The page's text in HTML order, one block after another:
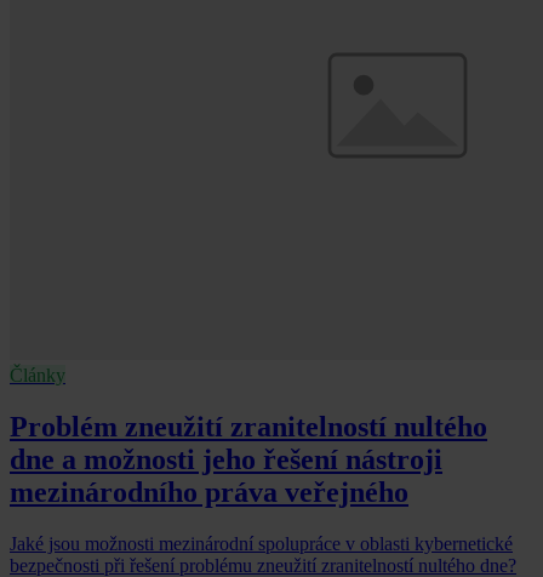
Články
Problém zneužití zranitelností nultého
dne a možnosti jeho řešení nástroji
mezinárodního práva veřejného
Jaké jsou možnosti mezinárodní spolupráce v oblasti kybernetické
bezpečnosti při řešení problému zneužití zranitelností nultého dne?